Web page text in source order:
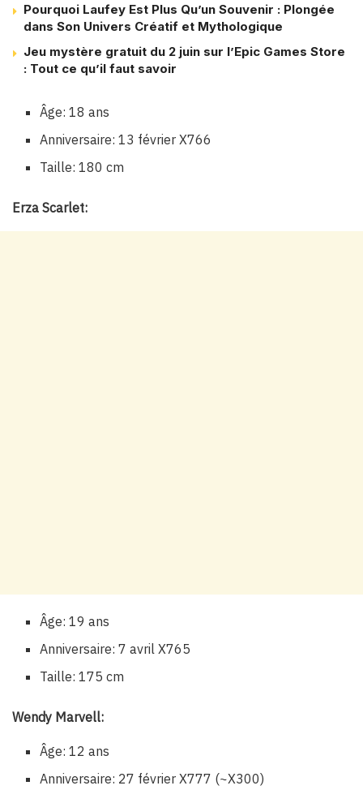
Pourquoi Laufey Est Plus Qu’un Souvenir : Plongée
dans Son Univers Créatif et Mythologique
Jeu mystère gratuit du 2 juin sur l’Epic Games Store
: Tout ce qu’il faut savoir
Âge: 18 ans
Anniversaire: 13 février X766
Taille: 180 cm
Erza Scarlet:
Âge: 19 ans
Anniversaire: 7 avril X765
Taille: 175 cm
Wendy Marvell:
Âge: 12 ans
Anniversaire: 27 février X777 (~X300)